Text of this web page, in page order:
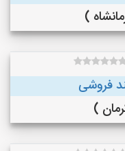
فروشی